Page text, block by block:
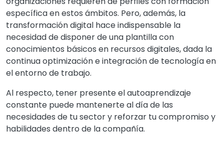
específica en estos ámbitos. Pero, además, la
transformación digital hace indispensable la
necesidad de disponer de una plantilla con
conocimientos básicos en recursos digitales, dada la
continua optimización e integración de tecnología en
el entorno de trabajo.
Al respecto, tener presente el autoaprendizaje
constante puede mantenerte al día de las
necesidades de tu sector y reforzar tu compromiso y
habilidades dentro de la compañía.